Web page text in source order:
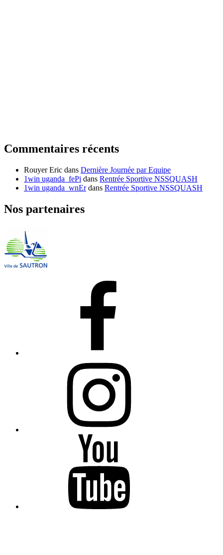
Commentaires récents
Rouyer Eric dans Dernière Journée par Equipe
1win uganda_fePi dans Rentrée Sportive NSSQUASH
1win uganda_wnErdans Rentrée Sportive NSSQUASH
Nos partenaires